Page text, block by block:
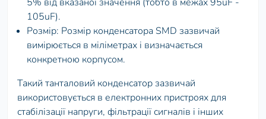
105uF).
Розмір: Розмір конденсатора SMD зазвичай
вимірюється в міліметрах і визначається
конкретною корпусом.
Такий танталовий конденсатор зазвичай
використовується в електронних пристроях для
стабілізації напруги, фільтрації сигналів і інших